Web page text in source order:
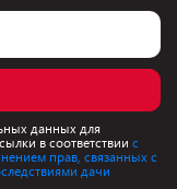
данных для
в соответствии с
прав, связанных с
дачи